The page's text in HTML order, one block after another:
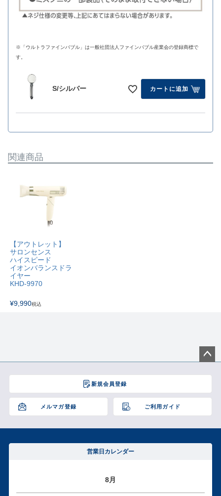
※「ウルトラファインバブル」は一般社団法人ファインバブル産業会の登録商標で
す。
S/シルバー カートに追加
関連商品
【アウトレット】
サロンセンス
ハイスピード
イオンバランスドラ
イヤー
KHD-9970
¥9,990税込
新規会員登録
メルマガ登録 ご利用ガイド
ジト
へ
営業日カレンダー
8月